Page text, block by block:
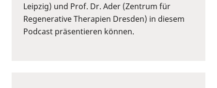
Leipzig) und Prof. Dr. Ader (Zentrum für
Regenerative Therapien Dresden) in diesem
Podcast präsentieren können.